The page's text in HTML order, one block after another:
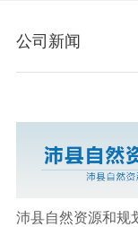
公司新闻
沛县自然资源和规